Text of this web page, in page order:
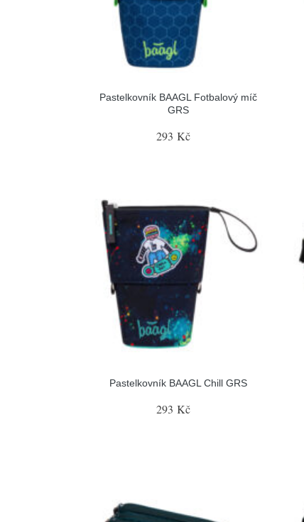
Pastelkovník BAAGL Fotbalový míč
GRS
293 Kč
Pastelkovník BAAGL Chill GRS
293 Kč